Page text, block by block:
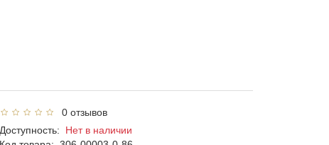
0 отзывов
Доступность: Нет в наличии